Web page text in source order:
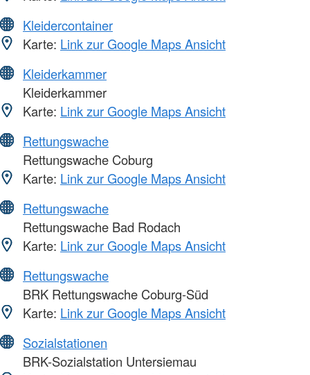
Kleidercontainer
Karte: Link zur Google Maps Ansicht
Kleiderkammer
Kleiderkammer
Karte: Link zur Google Maps Ansicht
Rettungswache
Rettungswache Coburg
Karte: Link zur Google Maps Ansicht
Rettungswache
Rettungswache Bad Rodach
Karte: Link zur Google Maps Ansicht
Rettungswache
BRK Rettungswache Coburg-Süd
Karte: Link zur Google Maps Ansicht
Sozialstationen
BRK-Sozialstation Untersiemau